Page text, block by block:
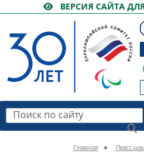
ВЕРСИЯ САЙТА
Поиск по сайту
Главная Пресс-